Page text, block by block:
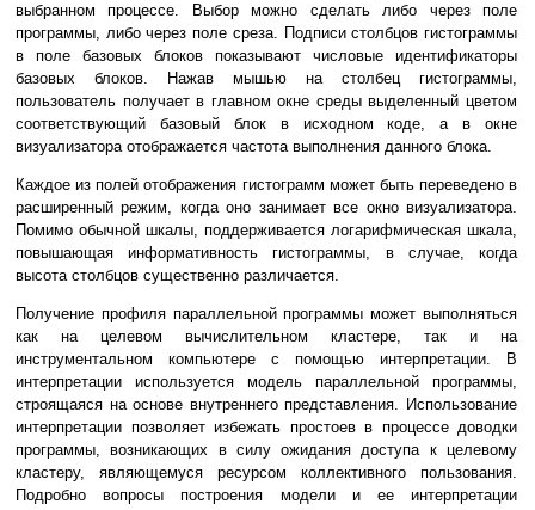
выбранном процессе. Выбор можно сделать либо через поле
программы, либо через поле среза. Подписи столбцов гистограммы
в поле базовых блоков показывают числовые идентификаторы
базовых блоков. Нажав мышью на столбец гистограммы,
пользователь получает в главном окне среды выделенный цветом
соответствующий базовый блок в исходном коде, а в окне
визуализатора отображается частота выполнения данного блока.
Каждое из полей отображения гистограмм может быть переведено в
расширенный режим, когда оно занимает все окно визуализатора.
Помимо обычной шкалы, поддерживается логарифмическая шкала,
повышающая информативность гистограммы, в случае, когда
высота столбцов существенно различается.
Получение профиля параллельной программы может выполняться
как на целевом вычислительном кластере, так и на
инструментальном компьютере с помощью интерпретации. В
интерпретации используется модель параллельной программы,
строящаяся на основе внутреннего представления. Использование
интерпретации позволяет избежать простоев в процессе доводки
программы, возникающих в силу ожидания доступа к целевому
кластеру, являющемуся ресурсом коллективного пользования.
Подробно вопросы построения модели и ее интерпретации